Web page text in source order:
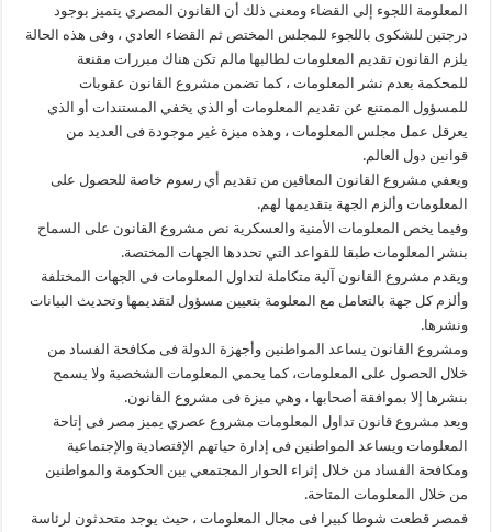
المعلومة اللجوء إلى القضاء ومعنى ذلك أن القانون المصري يتميز بوجود
درجتين للشكوى باللجوء للمجلس المختص ثم القضاء العادي ، وفى هذه الحالة
يلزم القانون تقديم المعلومات لطالبها مالم تكن هناك مبررات مقنعة
للمحكمة بعدم نشر المعلومات ، كما تضمن مشروع القانون عقوبات
للمسؤول الممتنع عن تقديم المعلومات أو الذي يخفي المستندات أو الذي
يعرقل عمل مجلس المعلومات ، وهذه ميزة غير موجودة فى العديد من
قوانين دول العالم.
ويعفي مشروع القانون المعاقين من تقديم أي رسوم خاصة للحصول على
المعلومات وألزم الجهة بتقديمها لهم.
وفيما يخص المعلومات الأمنية والعسكرية نص مشروع القانون على السماح
بنشر المعلومات طبقا للقواعد التي تحددها الجهات المختصة.
ويقدم مشروع القانون آلية متكاملة لتداول المعلومات فى الجهات المختلفة
وألزم كل جهة بالتعامل مع المعلومة بتعيين مسؤول لتقديمها وتحديث البيانات
ونشرها.
ومشروع القانون يساعد المواطنين وأجهزة الدولة فى مكافحة الفساد من
خلال الحصول على المعلومات، كما يحمي المعلومات الشخصية ولا يسمح
بنشرها إلا بموافقة أصحابها ، وهي ميزة فى مشروع القانون.
ويعد مشروع قانون تداول المعلومات مشروع عصري يميز مصر فى إتاحة
المعلومات ويساعد المواطنين فى إدارة حياتهم الإقتصادية والإجتماعية
ومكافحة الفساد من خلال إثراء الحوار المجتمعي بين الحكومة والمواطنين
من خلال المعلومات المتاحة.
فمصر قطعت شوطا كبيرا فى مجال المعلومات ، حيث يوجد متحدثون لرئاسة